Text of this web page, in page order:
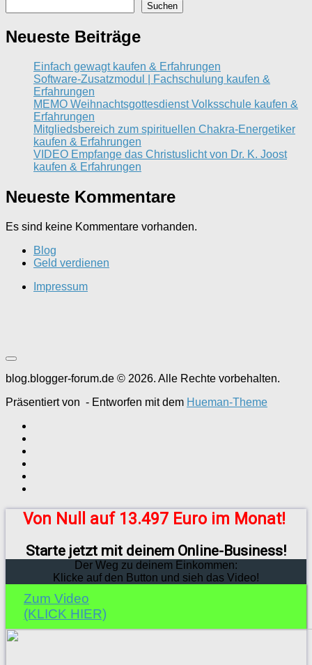
Suchen
Neueste Beiträge
Einfach gewagt kaufen & Erfahrungen
Software-Zusatzmodul | Fachschulung kaufen &
Erfahrungen
MEMO Weihnachtsgottesdienst Volksschule kaufen &
Erfahrungen
Mitgliedsbereich zum spirituellen Chakra-Energetiker
kaufen & Erfahrungen
VIDEO Empfange das Christuslicht von Dr. K. Joost
kaufen & Erfahrungen
Neueste Kommentare
Es sind keine Kommentare vorhanden.
Blog
Geld verdienen
Impressum
blog.blogger-forum.de © 2026. Alle Rechte vorbehalten.
Präsentiert von - Entworfen mit dem Hueman-Theme
Von Null auf 13.497 Euro im Monat!
Starte jetzt mit deinem Online-Business!
Der Weg zu deinem Einkommen:
Klicke auf den Button und sieh das Video!
Zum Video
(KLICK HIER)